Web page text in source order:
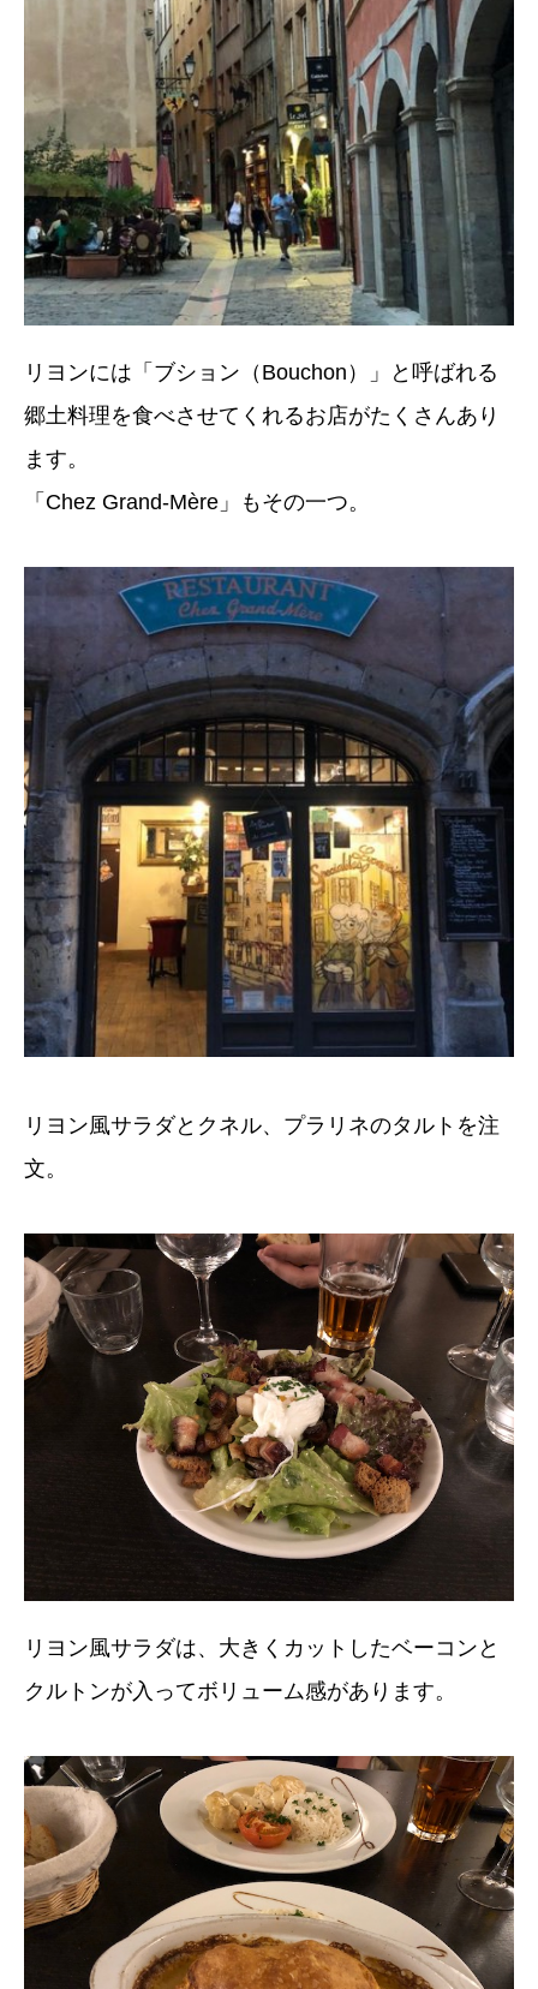
リヨンには「ブション（Bouchon）」と呼ばれる
郷土料理を食べさせてくれるお店がたくさんあり
ます。
「Chez Grand-Mère」もその一つ。
リヨン風サラダとクネル、プラリネのタルトを注
文。
リヨン風サラダは、大きくカットしたベーコンと
クルトンが入ってボリューム感があります。